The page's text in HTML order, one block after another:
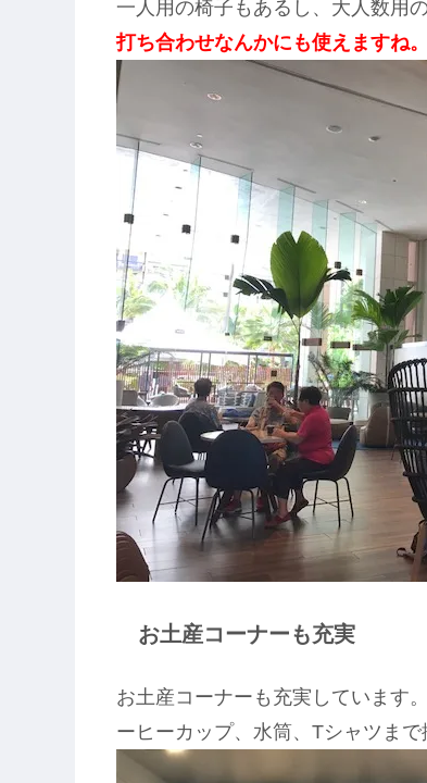
一人用の椅子もあるし、大人数用
打ち合わせなんかにも使えますね。
お土産コーナーも充実
お土産コーナーも充実しています
ーヒーカップ、水筒、Tシャツまで